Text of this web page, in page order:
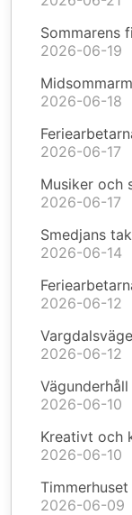
2026-06-19
2026-06-18
2026-06-17
Musiker och
2026-06-17
Smedjans
2026-06-14
2026-06-12
2026-06-12
2026-06-10
2026-06-10
2026-06-09